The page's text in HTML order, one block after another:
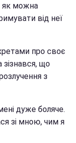
як можна
від неї
про своє
зізнався, що
з
дуже боляче.
зі мною, чим я